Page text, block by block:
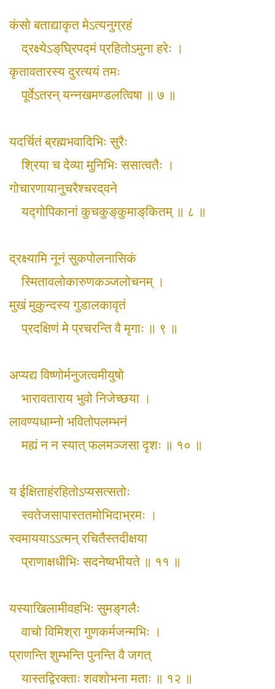
कंसो बताद्याकृत मेऽत्यनुग्रहं
द्रक्ष्येऽङ्‌घ्रिपद्मं प्रहितोऽमुना हरेः ।
कृतावतारस्य दुरत्ययं तमः
पूर्वेऽतरन् यन्नखमण्डलत्विषा ॥ ७ ॥
यदर्चितं ब्रह्मभवादिभिः सुरैः
श्रिया च देव्या मुनिभिः ससात्वतैः ।
गोचारणायानुचरैश्चरद्‌वने
यद्‍गोपिकानां कुचकुङ्‌कुमाङ्‌कितम् ॥ ८ ॥
द्रक्ष्यामि नूनं सुकपोलनासिकं
स्मितावलोकारुणकञ्जलोचनम् ।
मुखं मुकुन्दस्य गुडालकावृतं
प्रदक्षिणं मे प्रचरन्ति वै मृगाः ॥ ९ ॥
अप्यद्य विष्णोर्मनुजत्वमीयुषो
भारावताराय भुवो निजेच्छया ।
लावण्यधाम्नो भवितोपलम्भनं
मह्यं न न स्यात् फलमञ्जसा दृशः ॥ १० ॥
य ईक्षिताहंरहितोऽप्यसत्सतोः
स्वतेजसापास्ततमोभिदाभ्रमः ।
स्वमाययाऽऽत्मन् रचितैस्तदीक्षया
प्राणाक्षधीभिः सदनेष्वभीयते ॥ ११ ॥
यस्याखिलामीवहभिः सुमङ्‌गलैः
वाचो विमिश्रा गुणकर्मजन्मभिः ।
प्राणन्ति शुम्भन्ति पुनन्ति वै जगत्
यास्तद्विरक्ताः शवशोभना मताः ॥ १२ ॥